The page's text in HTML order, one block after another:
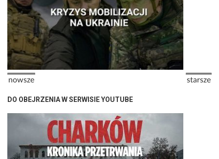
Stronicowanie
Poprzednia strona
nowsze starsze
DO OBEJRZENIA W SERWISIE YOUTUBE